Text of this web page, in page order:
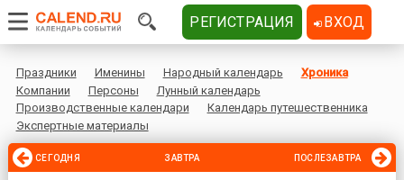
Праздники Именины Народный календарь
Хроника
Компании
Персоны
Лунный календарь
Производственные календари
Календарь путешественника
Экспертные материалы
СЕГОДНЯ ЗАВТРА ПОСЛЕЗАВТРА
РЕГИСТРАЦИЯ ВХОД